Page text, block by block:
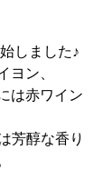
しました♪
ヨン、
は赤ワイン
芳醇な香り